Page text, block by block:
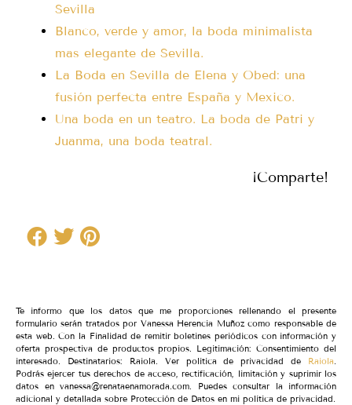
Sevilla
Blanco, verde y amor, la boda minimalista
mas elegante de Sevilla.
La Boda en Sevilla de Elena y Obed: una
fusión perfecta entre España y Mexico.
Una boda en un teatro. La boda de Patri y
Juanma, una boda teatral.
¡Comparte!
Te informo que los datos que me proporciones rellenando el presente
formulario serán tratados por Vanessa Herencia Muñoz como responsable de
esta web. Con la Finalidad de remitir boletines periódicos con información y
oferta prospectiva de productos propios. Legitimación: Consentimiento del
interesado. Destinatarios: Raiola. Ver política de privacidad de Raiola
Podrás ejercer tus derechos de acceso, rectificación, limitación y suprimir los
datos en vanessa@renataenamorada.com. Puedes consultar la información
adicional y detallada sobre Protección de Datos en mi política de privacidad.